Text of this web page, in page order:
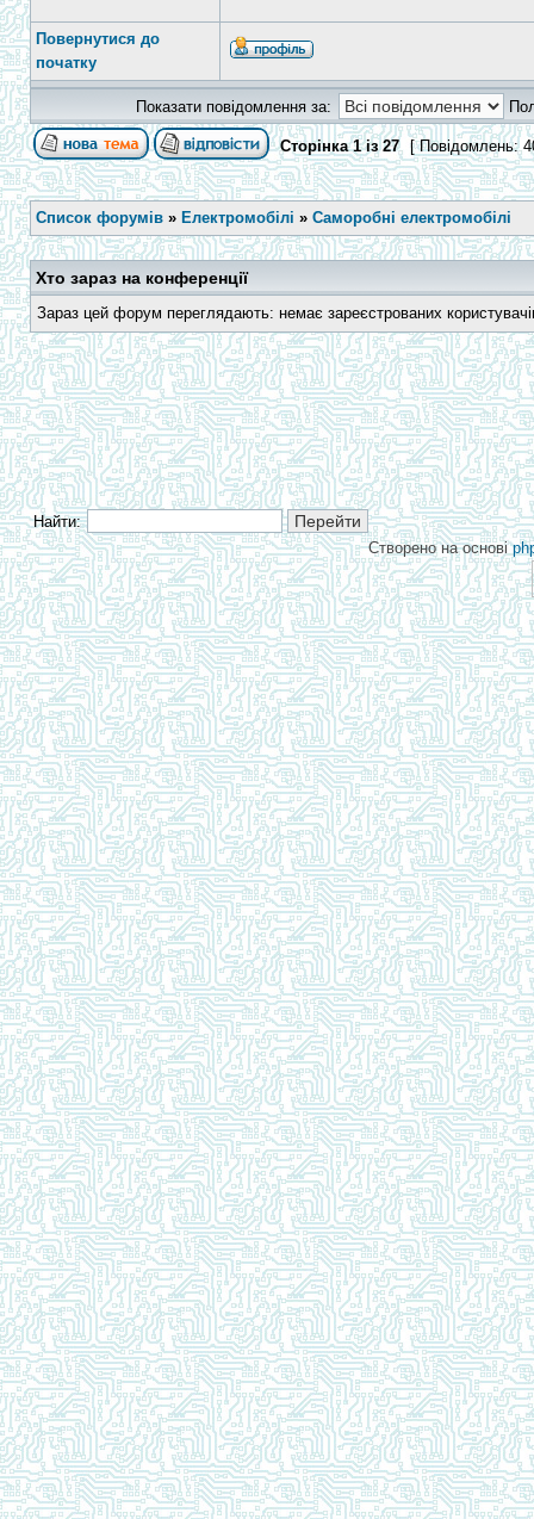
Повернутися до
початку
Показати повідомлення за:
Сторінка1із27 [ Повідомлень:
Список форумів » Електромобілі » Саморобні електромобілі
Хто зараз на конференції
Зараз цей форум переглядають: немає зареєстрованих
Найти:
Створено на основі